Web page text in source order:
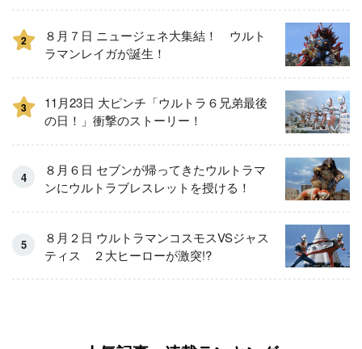
2
８月７日 ニュージェネ大集結！ ウルト
ラマンレイガが誕生！
3
11月23日 大ピンチ「ウルトラ６兄弟最後
の日！」衝撃のストーリー！
８月６日 セブンが帰ってきたウルトラマ
ンにウルトラブレスレットを授ける！
８月２日 ウルトラマンコスモスVSジャス
ティス ２大ヒーローが激突!?